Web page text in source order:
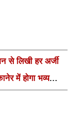
से लिखी हर अर्जी
में होगा भव्य